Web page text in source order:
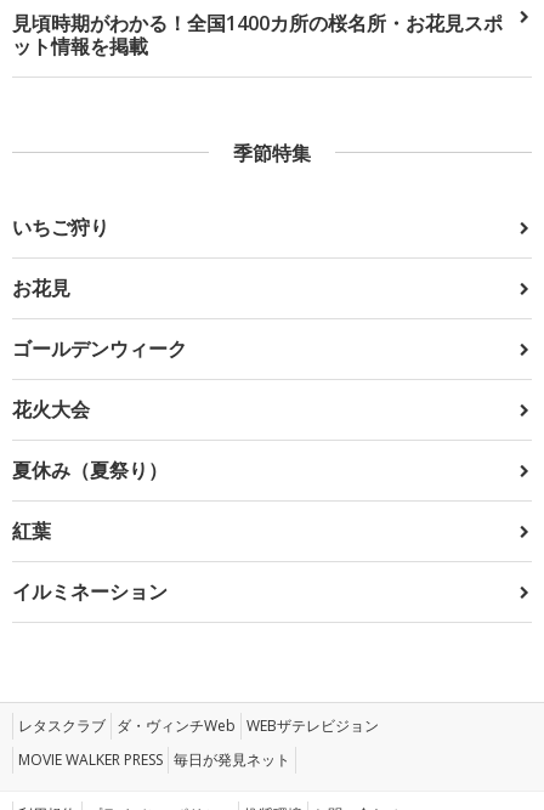
見頃時期がわかる！全国1400カ所の桜名所・お花見スポ
ット情報を掲載
季節特集
いちご狩り
お花見
ゴールデンウィーク
花火大会
夏休み（夏祭り）
紅葉
イルミネーション
レタスクラブ ダ・ヴィンチWeb WEBザテレビジョン
MOVIE WALKER PRESS 毎日が発見ネット